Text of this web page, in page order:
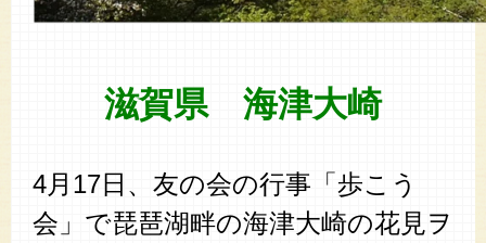
滋賀県 海津大崎
4月17日、友の会の行事「歩こう
会」で琵琶湖畔の海津大崎の花見ヲ